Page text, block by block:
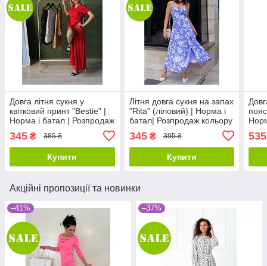
Довга літня сукня у
квітковий принт "Bestie" |
Норма і батал | Розпродаж
345 ₴ 385 ₴
Купити
Літня довга сукня на запах
"Rita" (ліловий) | Норма і
батал| Розпродаж кольору
345₴ 395 ₴
Купити
535
Акційні пропозиції та новинки
–41% –37%